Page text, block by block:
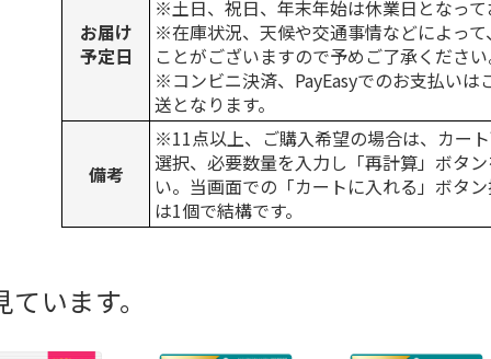
お届け
予定日
※土日、祝日、年末年始は休業日となって
※在庫状況、天候や交通事情などによっ
ことがございますので予めご了承くださ
※コンビニ決済、PayEasyでのお支払いは
送となります。
備考
※11点以上、ご購入希望の場合は、カー
選択、必要数量を入力し「再計算」ボタ
い。当画面での「カートに入れる」ボタ
は1個で結構です。
います。